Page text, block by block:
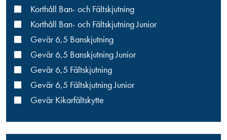
Korthåll Ban- och Fältskjutning
Korthåll Ban- och Fältskjutning Junior
Gevär 6,5 Banskjutning
Gevär 6,5 Banskjutning Junior
Gevär 6,5 Fältskjutning
Gevär 6,5 Fältskjutning Junior
Gevär Kikarfältskytte